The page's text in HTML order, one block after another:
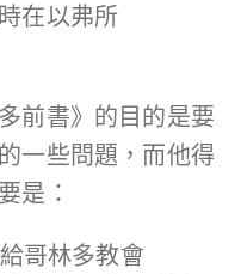
在以弗所
前書》的目的是要
一些問題，而他得
是：
哥林多教會